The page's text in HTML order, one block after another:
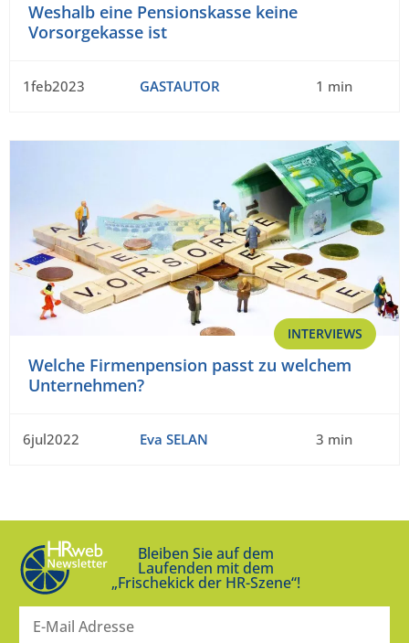
Weshalb eine Pensionskasse keine
Vorsorgekasse ist
1feb2023 GASTAUTOR 1 min
INTERVIEWS
Welche Firmenpension passt zu welchem
Unternehmen?
6jul2022 Eva SELAN 3 min
Bleiben Sie auf dem
Laufenden mit dem
„Frischekick der HR-Szene“!